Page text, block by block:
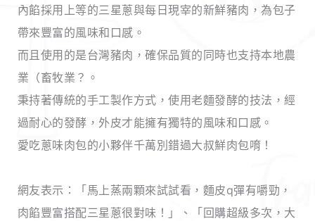
內餡採用上等的三星蔥與每日現宰的新鮮豬肉，為包子
帶來豐富的風味和口感。
而且使用的是台灣豬肉，確保品質的同時也支持本地農
業（畜牧業？。
秉持著傳統的手工製作方式，使用老麵發酵的技法，經
過耐心的發酵，外皮才能擁有獨特的風味和口感。
愛吃蔥味肉包的小夥伴千萬別錯過大叔鮮肉包唷！
網友表示：「馬上蒸兩顆來試試看，麵皮q彈有嚼勁，
肉餡豐富搭配三星蔥很對味！」、「回購超級多次，大